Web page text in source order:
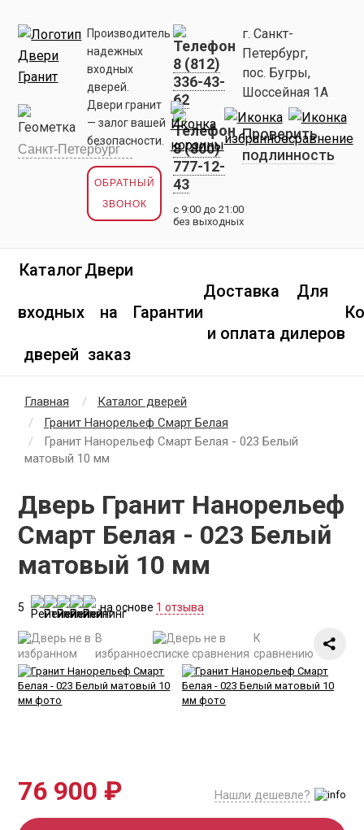
Производитель
надежных
входных
дверей.
Двери гранит
— залог вашей
безопасности.
ОБРАТНЫЙ
ЗВОНОК
8 (812)
336-43-
62
8 (800)
777-12-
43
с 9:00 до 21:00
без выходных
г. Санкт-
Петербург,
пос. Бугры,
Шоссейная 1А
Проверить
подлинность
Каталог
входных
дверей
Двери
на
заказ
Гарантии
Доставка
и оплата
Для
дилеров
Главная
Каталог дверей
Гранит Нанорельеф Смарт Белая
Гранит Нанорельеф Смарт Белая - 023 Белый
матовый 10 мм
Дверь Гранит Нанорельеф
Смарт Белая - 023 Белый
матовый 10 мм
5 на основе 1 отзыва
В
избранное
К
сравнению
76 900 ₽ Нашли дешевле?